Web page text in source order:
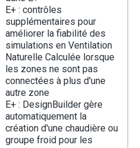
E+ : contrôles
supplémentaires pour
améliorer la fiabilité des
simulations en Ventilation
Naturelle Calculée lorsque
les zones ne sont pas
connectées à plus d'une
autre zone
E+ : DesignBuilder gère
automatiquement la
création d'une chaudière ou
groupe froid pour les